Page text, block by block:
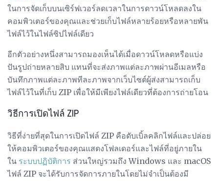
ในการจัดเก็บบนเซิร์ฟเวอร์ลดเวลาในการดาวน์โหลดลงใน
คอมพิวเตอร์ของคุณและช่วยเก็บไฟล์หลายร้อยหรือหลายพัน
ไฟล์ไว้ในไฟล์ซิปไฟล์เดียว
อีกตัวอย่างหนึ่งสามารถมองเห็นได้เมื่อดาวน์โหลดหรือแบ่ง
ปันรูปถ่ายหลายสิบ แทนที่จะส่งภาพแต่ละภาพผ่านอีเมลหรือ
บันทึกภาพแต่ละภาพทีละภาพจากเว็บไซต์ผู้ส่งสามารถเก็บ
ไฟล์ไว้ในที่เก็บ ZIP เพื่อให้มีเพียงไฟล์เดียวที่ต้องการถ่ายโอน
วิธีการเปิดไฟล์ ZIP
วิธีที่ง่ายที่สุดในการเปิดไฟล์ ZIP คือดับเบิ้ลคลิกไฟล์และปล่อย
ให้คอมพิวเตอร์ของคุณแสดงโฟลเดอร์และไฟล์ที่อยู่ภายใน
ใน ระบบปฏิบัติการ ส่วนใหญ่รวมถึง Windows และ macOS
ไฟล์ ZIP จะได้รับการจัดการภายในโดยไม่จำเป็นต้องมี